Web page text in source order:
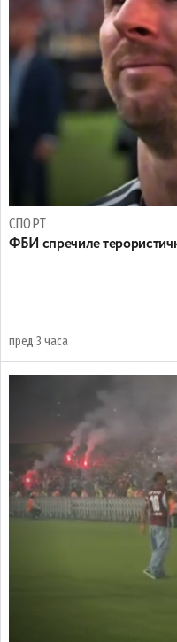
СПОРТ
ФБИ спречиле
пред 3 часа